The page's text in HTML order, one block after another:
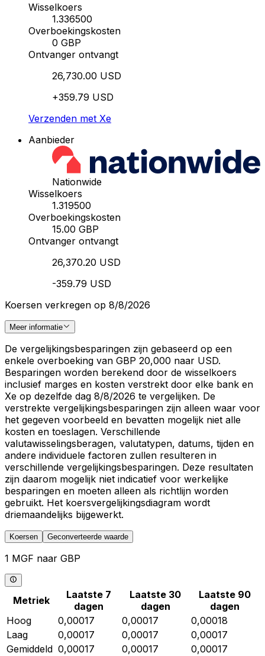
Wisselkoers
1.336500
Overboekingskosten
0 GBP
Ontvanger ontvangt
26,730.00 USD
+359.79 USD
Verzenden met Xe
Aanbieder
Nationwide
Wisselkoers
1.319500
Overboekingskosten
15.00 GBP
Ontvanger ontvangt
26,370.20 USD
-359.79 USD
Koersen verkregen op 8/8/2026
Meer informatie
De vergelijkingsbesparingen zijn gebaseerd op een
enkele overboeking van GBP 20,000 naar USD.
Besparingen worden berekend door de wisselkoers
inclusief marges en kosten verstrekt door elke bank en
Xe op dezelfde dag 8/8/2026 te vergelijken. De
verstrekte vergelijkingsbesparingen zijn alleen waar voor
het gegeven voorbeeld en bevatten mogelijk niet alle
kosten en toeslagen. Verschillende
valutawisselingsberagen, valutatypen, datums, tijden en
andere individuele factoren zullen resulteren in
verschillende vergelijkingsbesparingen. Deze resultaten
zijn daarom mogelijk niet indicatief voor werkelijke
besparingen en moeten alleen als richtlijn worden
gebruikt. Het koersvergelijkingsdiagram wordt
driemaandelijks bijgewerkt.
Koersen Geconverteerde waarde
1 MGF naar GBP
Metriek
Laatste 7
dagen
Laatste 30
dagen
Laatste 90
dagen
Hoog
0,00017 0,00017
0,00018
Laag
0,00017 0,00017
0,00017
Gemiddeld 0,00017 0,00017
0,00017